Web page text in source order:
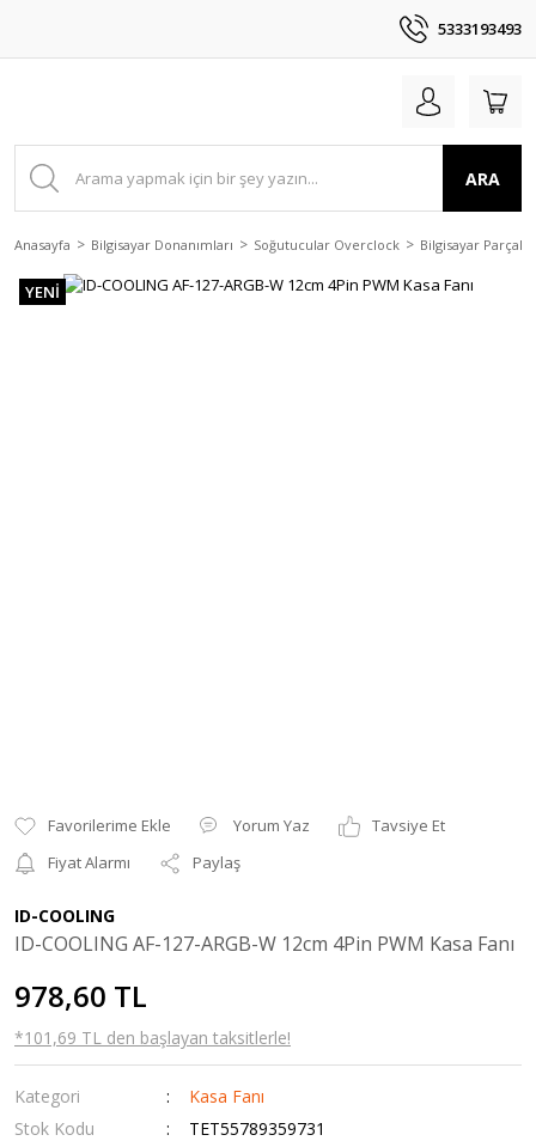
5333193493
ARA
Anasayfa Bilgisayar Donanımları Soğutucular Overclock Bilgisayar
YENİ
Yorum Yaz
Tavsiye Et
Fiyat Alarmı
Paylaş
ID-COOLING
ID-COOLING AF-127-ARGB-W 12cm 4Pin PWM Kasa Fanı
978,60 TL
*101,69 TL den başlayan taksitlerle!
Kategori
Kasa Fanı
Stok Kodu
TET55789359731